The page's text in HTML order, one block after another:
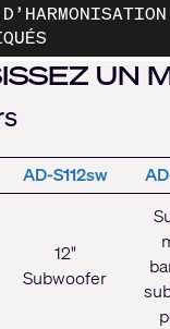
UN
AD-S112sw
12"
Subwoofer